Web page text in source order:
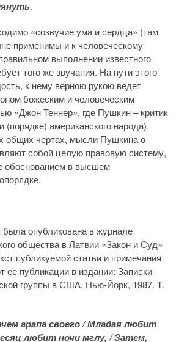
.
«созвучие ума и сердца» (там
применимы и к человеческому
выполнении известного
того же звучания. На пути этого
к нему верною рукою ведет
божеским и человеческим
«Джон Теннер», где Пушкин – критик
(порядке) американского народа).
чертах, мысли Пушкина о
собой целую правовую систему,
обоснованием в высшем
была опубликована в журнале
общества в Латвии «Закон и Суд»
публикуемой статьи и примечания
ее публикации в издании: Записки
группы в США. Нью-Йорк, 1987. Т.
арапа своего / Младая любит
любит ночи мглу, / Затем,